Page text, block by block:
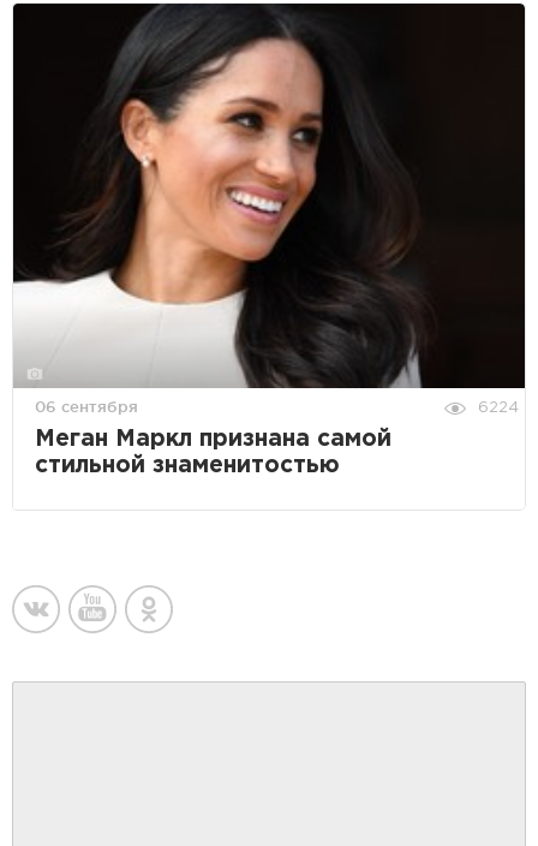
06 сентября 6224
Меган Маркл признана самой
стильной знаменитостью